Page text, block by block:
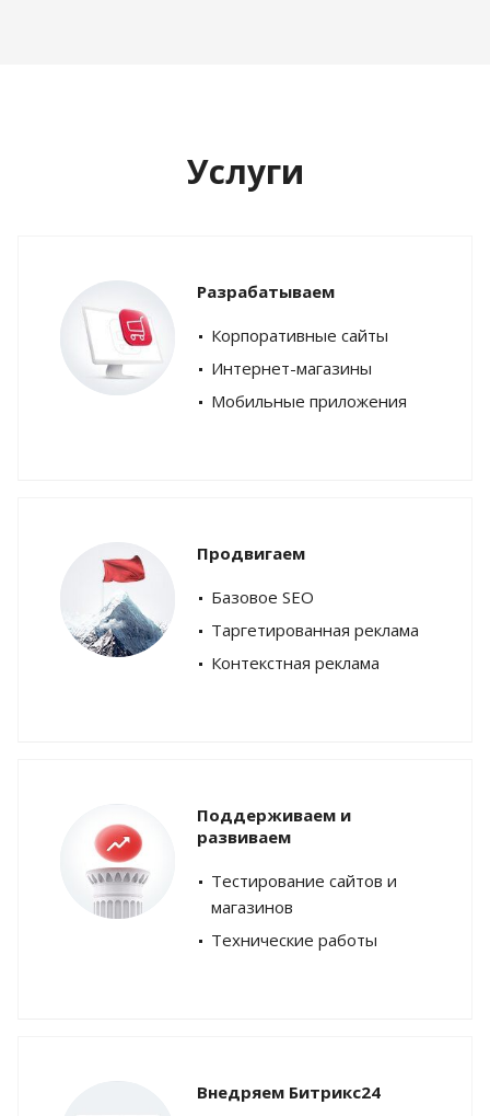
Услуги
Разрабатываем
Корпоративные сайты
Интернет-магазины
Мобильные приложения
Продвигаем
Базовое SEO
Таргетированная реклама
Контекстная реклама
Поддерживаем и
развиваем
Тестирование сайтов и
магазинов
Технические работы
Внедряем Битрикс24